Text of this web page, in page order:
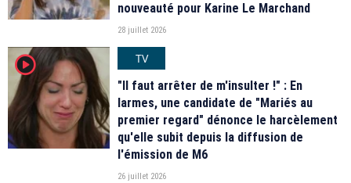
nouveauté pour Karine Le Marchand
28 juillet 2026
player2
TV
"Il faut arrêter de m'insulter !" : En
larmes, une candidate de "Mariés au
premier regard" dénonce le harcèlement
qu'elle subit depuis la diffusion de
l'émission de M6
26 juillet 2026